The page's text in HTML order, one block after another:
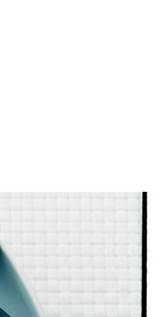
in de boter. Roer de groene tuinboontjes erdoor
door de saus en breng het gerecht op smaak